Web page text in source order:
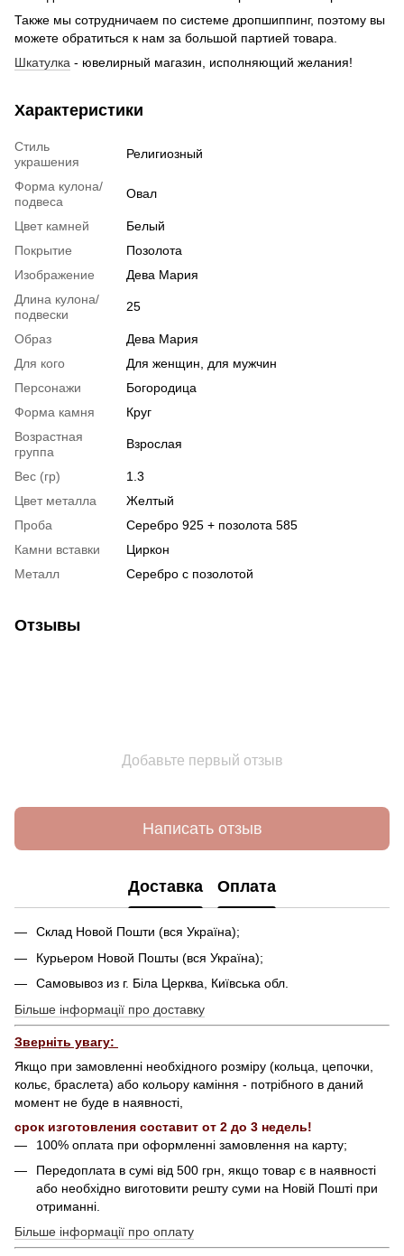
Также мы сотрудничаем по системе дропшиппинг, поэтому вы
можете обратиться к нам за большой партией товара.
Шкатулка - ювелирный магазин, исполняющий желания!
Характеристики
Стиль
украшения
Религиозный
Форма кулона/
подвеса
Овал
Цвет камней
Белый
Покрытие
Позолота
Изображение
Дева Мария
Длина кулона/
подвески
25
Образ
Дева Мария
Для кого
Для женщин, для мужчин
Персонажи
Богородица
Форма камня
Круг
Возрастная
группа
Взрослая
Вес (гр)
1.3
Цвет металла
Желтый
Проба
Серебро 925 + позолота 585
Камни вставки
Циркон
Металл
Серебро с позолотой
Отзывы
Добавьте первый отзыв
Написать отзыв
Доставка Оплата
Склад Новой Пошти (вся Україна);
Курьером Новой Пошты (вся Україна);
Самовывоз из г. Біла Церква, Київська обл.
Більше інформації про доставку
Зверніть увагу:
Якщо при замовленні необхідного розміру (кольца, цепочки,
кольє, браслета) або кольору каміння - потрібного в даний
момент не буде в наявності,
срок изготовления составит от 2 до 3 недель!
100% оплата при оформленні замовлення на карту;
Передоплата в сумі від 500 грн, якщо товар є в наявності
або необхідно виготовити решту суми на Новій Пошті при
отриманні.
Більше інформації про оплату